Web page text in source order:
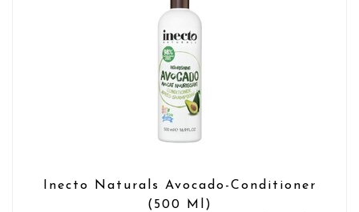
Inecto Naturals Avocado-Conditioner
(500 Ml)